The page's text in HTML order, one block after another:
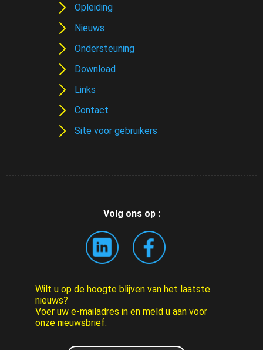
Opleiding
Nieuws
Ondersteuning
Download
Links
Contact
Site voor gebruikers
Volg ons op :
Wilt u op de hoogte blijven van het laatste
nieuws?
Voer uw e-mailadres in en meld u aan voor
onze nieuwsbrief.